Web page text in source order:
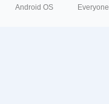
Everyone
Android OS